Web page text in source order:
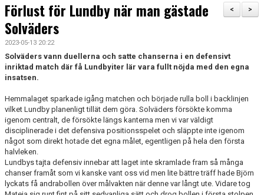
TRUPPEN
BILDGALLERI
DOKUMENT
KONTAKT
>
<
Förlust för Lundby när man gästade
Solväders
2023-05-13 20:22
Solväders vann duellerna och satte chanserna i en defensivt
inriktad match där få Lundbyiter lär vara fullt nöjda med den egna
insatsen.
Hemmalaget sparkade igång matchen och började rulla boll i backlinjen
vilket Lundby planenligt tillät dem göra. Solväders försökte komma
igenom centralt, de försökte längs kanterna men vi var väldigt
disciplinerade i det defensiva positionsspelet och släppte inte igenom
något som direkt hotade det egna målet, egentligen på hela den första
halvleken.
Lundbys tajta defensiv innebar att laget inte skramlade fram så många
chanser framåt som vi kanske vant oss vid men lite bättre träff hade Björn
lyckats få andrabollen över målvakten när denne var långt ute. Vidare tog